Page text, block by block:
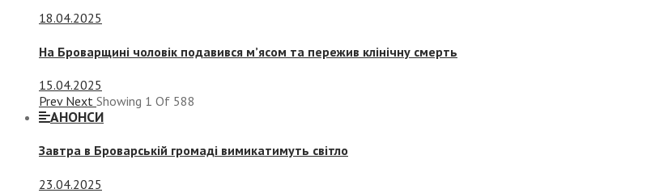
18.04.2025
На Броварщині чоловік подавився м’ясом та пережив клінічну смерть
15.04.2025
Prev Next Showing 1 Of 588
АНОНСИ
Завтра в Броварській громаді вимикатимуть світло
23.04.2025